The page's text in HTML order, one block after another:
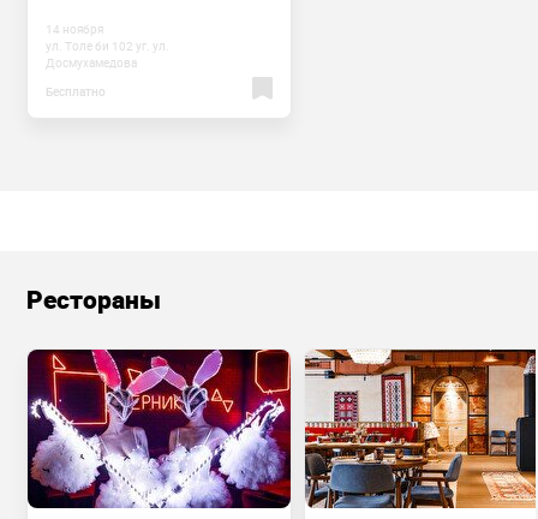
14 ноября
ул. Толе би 102 уг. ул.
Досмухамедова
Бесплатно
Рестораны